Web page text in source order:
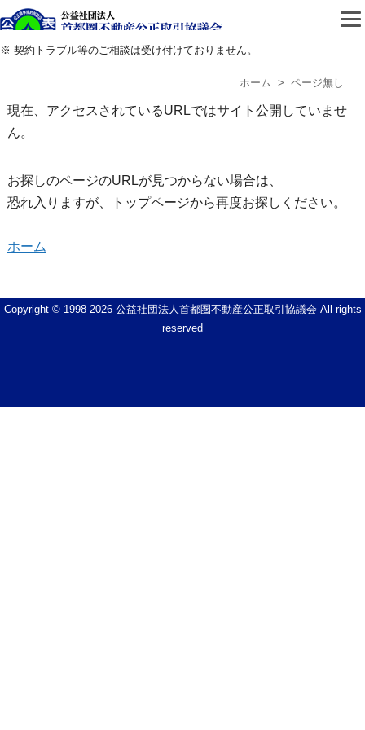
公益社団法人首都圏不
※ 契約トラブル等のご相談は受け付けておりません。
ホーム > ページ無し
現在、アクセスされているURLではサイト公開していませ
ん。
お探しのページのURLが見つからない場合は、
恐れ入りますが、トップページから再度お探しください。
ホーム
Copyright © 1998-2026 公益社団法人首都圏不動産公正取引協議会 All rights
reserved